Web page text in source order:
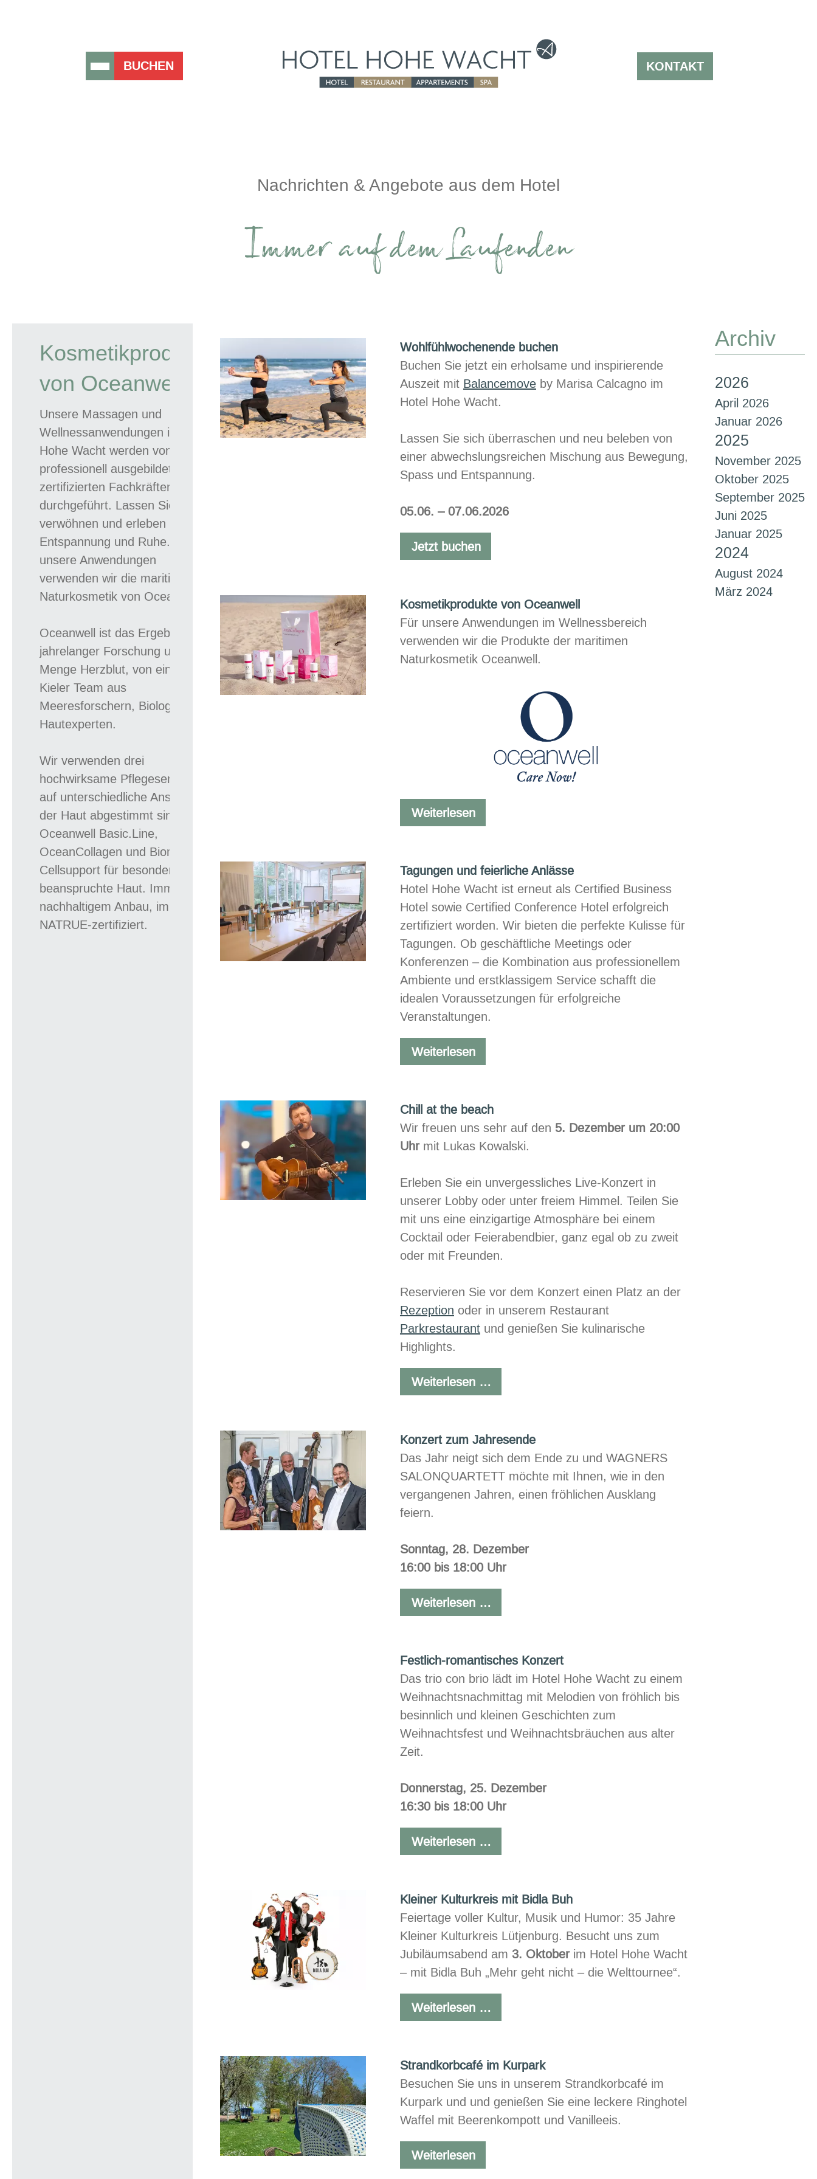
BUCHEN KONTAKT
Nachrichten & Angebote aus dem Hotel
Immer auf dem Laufenden
Kosmetikprodukte
von Oceanwell
Unsere Massagen und
Wellnessanwendungen im Hotel
Hohe Wacht werden von
professionell ausgebildeten und
zertifizierten Fachkräften
durchgeführt. Lassen Sie sich
verwöhnen und erleben Sie
Entspannung und Ruhe. Für
unsere Anwendungen
verwenden wir die maritime
Naturkosmetik von Oceanwell.
Oceanwell ist das Ergebnis
jahrelanger Forschung und jeder
Menge Herzblut, von einem
Kieler Team aus
Meeresforschern, Biologen,
Hautexperten.
Wir verwenden drei
hochwirksame Pflegeserien, die
auf unterschiedliche Ansprüche
der Haut abgestimmt sind:
Oceanwell Basic.Line,
OceanCollagen und Biomarine
Cellsupport für besonders
beanspruchte Haut. Immer aus
nachhaltigem Anbau, immer
NATRUE-zertifiziert.
Wohlfühlwochenende buchen
Buchen Sie jetzt ein erholsame und inspirierende
Auszeit mit​ Balancemoveby Marisa Calcagno im
Hotel Hohe Wacht.
Lassen Sie sich überraschen und neu beleben von
einer abwechslungsreichen Mischung aus Bewegung,
Spass und Entspannung.​​
05.06. – 07.06.2026
Jetzt buchen
Kosmetikprodukte von Oceanwell
Für unsere Anwendungen im Wellnessbereich
verwenden wir die Produkte der maritimen
Naturkosmetik Oceanwell.
WeiterlesenKosmetikprodukte
von
Tagungen und feierliche Anlässe
Hotel Hohe Wacht ist erneut als Certified Business
Hotel sowie Certified Conference Hotel erfolgreich
zertifiziert worden. Wir bieten die perfekte Kulisse für
Tagungen. Ob geschäftliche Meetings oder
Konferenzen – die Kombination aus professionellem
Ambiente und erstklassigem Service schafft die
idealen Voraussetzungen für erfolgreiche
Veranstaltungen.
WeiterlesenTagungen
und
Anlässe
Chill at the beach
Wir freuen uns sehr auf den 5. Dezember um 20:00
Uhrmit Lukas Kowalski.
Erleben Sie ein unvergessliches Live-Konzert in
unserer Lobby oder unter freiem Himmel. Teilen Sie
mit uns eine einzigartige Atmosphäre bei einem
Cocktail oder Feierabendbier, ganz egal ob zu zweit
oder mit Freunden.
Reservieren Sie vor dem Konzert einen Platz an der
Rezeption oder in unserem Restaurant
Parkrestaurantund genießen Sie kulinarische
Highlights.
Weiterlesen …
at
Konzert zum Jahresende
Das Jahr neigt sich dem Ende zu und WAGNERS
SALONQUARTETT möchte mit Ihnen, wie in den
vergangenen Jahren, einen fröhlichen Ausklang
feiern.
Sonntag, 28. Dezember
16:00 bis 18:00 Uhr
Weiterlesen …
zum
Festlich-romantisches Konzert
Das trio con briolädt im Hotel Hohe Wacht zu einem
Weihnachtsnachmittag mit Melodien von fröhlich bis
besinnlich und kleinen Geschichten zum
Weihnachtsfest und Weihnachtsbräuchen aus alter
Zeit.
Donnerstag, 25. Dezember
16:30 bis 18:00 Uhr
Weiterlesen …
romantisches
Kleiner Kulturkreis mit Bidla Buh
Feiertage voller Kultur, Musik und Humor: 35 Jahre
Kleiner Kulturkreis Lütjenburg. Besucht uns zum
Jubiläumsabend am 3. Oktoberim Hotel Hohe Wacht
– mit Bidla Buh „Mehr geht nicht – die Welttournee“.
Weiterlesen …
Kulturkreis
Bidla
Buh
Strandkorbcafé im Kurpark
Besuchen Sie uns in unserem Strandkorbcafé im
Kurpark und und genießen Sie eine leckere Ringhotel
Waffel mit Beerenkompott und Vanilleeis.
WeiterlesenStrandkorbcafé
im
Archiv
2026
April 2026
Januar 2026
2025
November 2025
Oktober 2025
September 2025
Juni 2025
Januar 2025
2024
August 2024
März 2024